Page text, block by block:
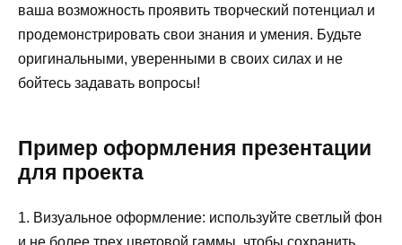
ваша возможность проявить творческий потенциал и
продемонстрировать свои знания и умения. Будьте
оригинальными, уверенными в своих силах и не
бойтесь задавать вопросы!
Пример оформления презентации
для проекта
1. Визуальное оформление: используйте светлый фон
и не более трех цветовой гаммы, чтобы сохранить